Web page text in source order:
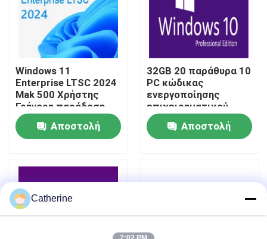
Σχετικά με εμάς
Έλεγχος ποιότητας
Επικοινωνήστε μαζί μας
Ειδήσεις
Αγοράστε το Office 2024
επαγγελματίας γραφείων 2021 συν
Windows 11
Enterprise LTSC 2024
Mak 500 Χρήστης
Γρήγορη παράδοση
Κλειδί προϊόντος
Αποστολή
32GB 20 παράθυρα 10
PC κώδικας
ενεργοποίησης
επιχειρηματικού
Ltsc, πολυ παράθυρα
10 γλωσσικής
ενεργοποίησης
Αποστολή
Catherine